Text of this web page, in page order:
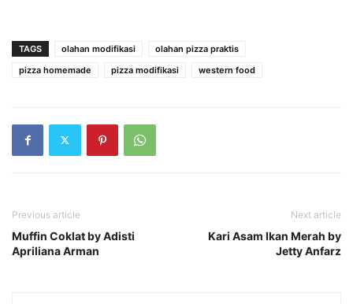
TAGS olahan modifikasi
olahan pizza praktis
pizza homemade
pizza modifikasi western food
Previous article
Muffin Coklat by Adisti
Apriliana Arman
Next article
Kari Asam Ikan Merah by
Jetty Anfarz